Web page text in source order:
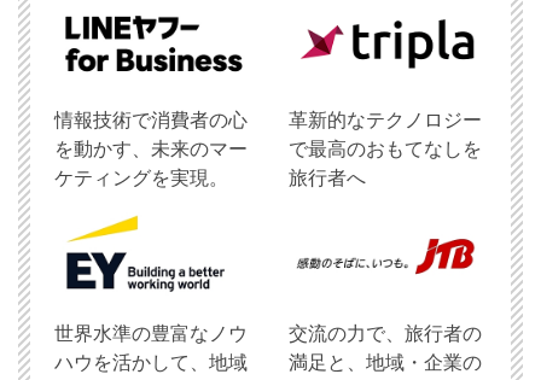
情報技術で消費者の心
を動かす、未来のマー
ケティングを実現。
革新的なテクノロジー
で最高のおもてなしを
旅行者へ
世界水準の豊富なノウ
ハウを活かして、地域
交流の力で、旅行者の
満足と、地域・企業の